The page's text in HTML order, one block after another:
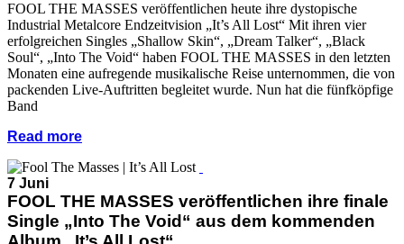
FOOL THE MASSES veröffentlichen heute ihre dystopische
Industrial Metalcore Endzeitvision „It’s All Lost“ Mit ihren vier
erfolgreichen Singles „Shallow Skin“, „Dream Talker“, „Black
Soul“, „Into The Void“ haben FOOL THE MASSES in den letzten
Monaten eine aufregende musikalische Reise unternommen, die von
packenden Live-Auftritten begleitet wurde. Nun hat die fünfköpfige
Band
Read more
7 Juni
FOOL THE MASSES veröffentlichen ihre finale
Single „Into The Void“ aus dem kommenden